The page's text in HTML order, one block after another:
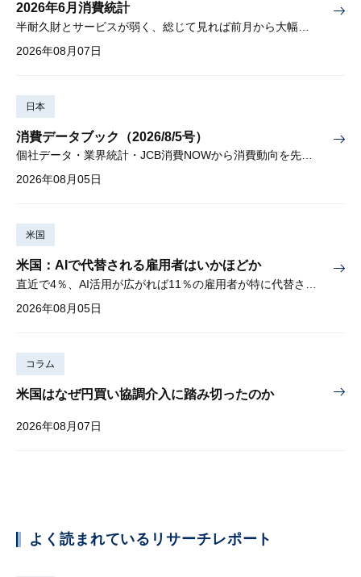
2026年6月消費統計
2026年08月07日
日本
消費データブック（2026/8/5号）
個社データ・業界統計・JCB消費NOWから消費動向を先取り
2026年08月05日
米国
米国：AIで代替される雇用者はいかほどか
2026年08月05日
コラム
米国はなぜ円買い協調介入に踏み切ったのか
2026年08月07日
よく読まれているリサーチレポート